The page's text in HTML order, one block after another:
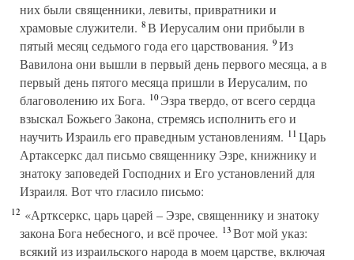
них были священники, левиты, привратники и
храмовые служители. 8В Иерусалим они прибыли в
пятый месяц седьмого года его царствования. 9Из
Вавилона они вышли в первый день первого месяца, а в
первый день пятого месяца пришли в Иерусалим, по
благоволению их Бога. 10Эзра твердо, от всего сердца
взыскал Божьего Закона, стремясь исполнить его и
научить Израиль его праведным установлениям. 11Царь
Артаксеркс дал письмо священнику Эзре, книжнику и
знатоку заповедей Господних и Его установлений для
Израиля. Вот что гласило письмо:
12 «Артксеркс, царь царей – Эзре, священнику и знатоку
закона Бога небесного, и всё прочее. 13Вот мой указ:
всякий из израильского народа в моем царстве, включая